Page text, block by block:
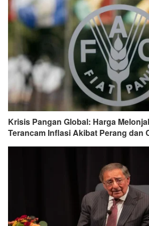
Krisis Pangan Global: Harga
Terancam Inflasi Akibat Perang dan